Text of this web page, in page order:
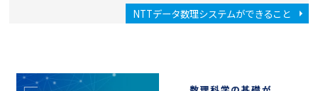
NTTデータ数理システムができること